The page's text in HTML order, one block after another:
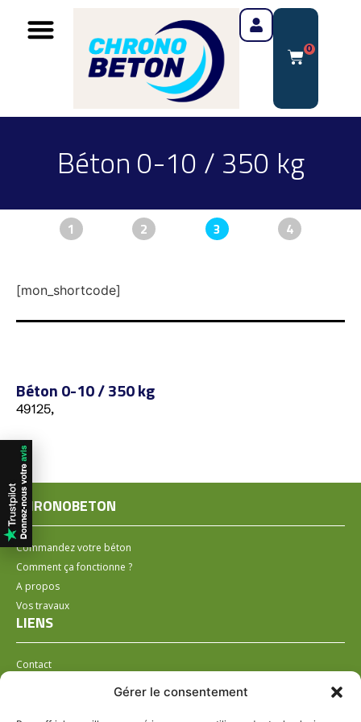
Gérer le consentement
0
Béton 0-10 / 350 kg
1 2 3 4
[mon_shortcode]
Béton 0-10 / 350 kg
49125,
CHRONOBETON
Commandez votre béton
Comment ça fonctionne ?
A propos
Vos travaux
LIENS
Contact